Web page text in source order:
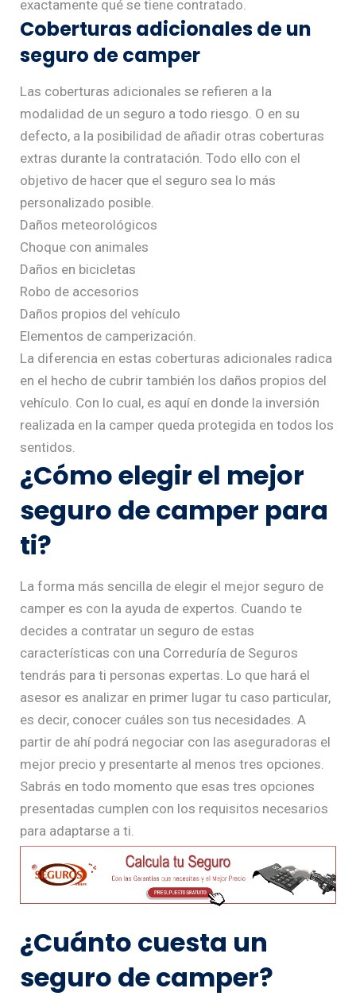
exactamente qué se tiene contratado.
Coberturas adicionales de un
seguro de camper
Las coberturas adicionales se refieren a la
modalidad de un seguro a todo riesgo. O en su
defecto, a la posibilidad de añadir otras coberturas
extras durante la contratación. Todo ello con el
objetivo de hacer que el seguro sea lo más
personalizado posible.
Daños meteorológicos
Choque con animales
Daños en bicicletas
Robo de accesorios
Daños propios del vehículo
Elementos de camperización.
La diferencia en estas coberturas adicionales radica
en el hecho de cubrir también los daños propios del
vehículo. Con lo cual, es aquí en donde la inversión
realizada en la camper queda protegida en todos los
sentidos.
¿Cómo elegir el mejor
seguro de camper para
ti?
La forma más sencilla de elegir el mejor seguro de
camper es con la ayuda de expertos. Cuando te
decides a contratar un seguro de estas
características con una Correduría de Seguros
tendrás para ti personas expertas. Lo que hará el
asesor es analizar en primer lugar tu caso particular,
es decir, conocer cuáles son tus necesidades. A
partir de ahí podrá negociar con las aseguradoras el
mejor precio y presentarte al menos tres opciones.
Sabrás en todo momento que esas tres opciones
presentadas cumplen con los requisitos necesarios
para adaptarse a ti.
¿Cuánto cuesta un
seguro de camper?